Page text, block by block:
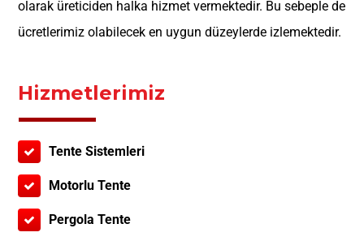
olarak üreticiden halka hizmet vermektedir. Bu sebeple de
ücretlerimiz olabilecek en uygun düzeylerde izlemektedir.
Hizmetlerimiz
Tente Sistemleri
Motorlu Tente
Pergola Tente